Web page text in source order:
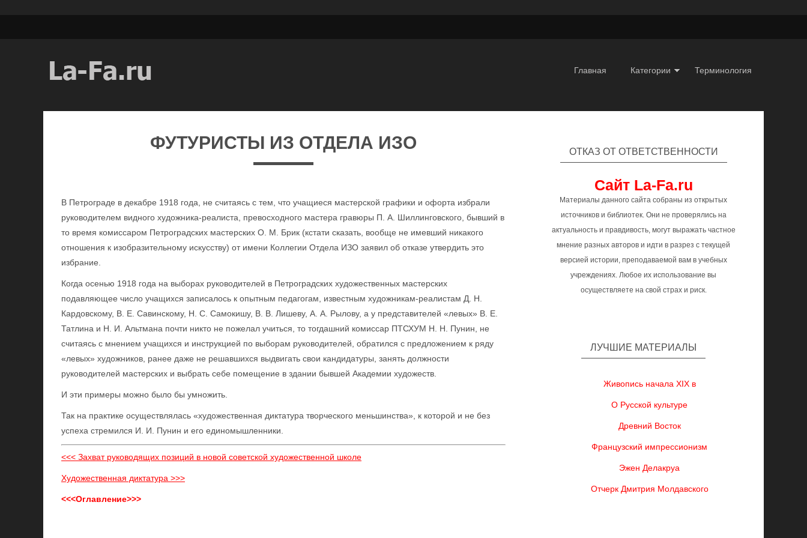
Главная Категории Терминология
ФУТУРИСТЫ ИЗ ОТДЕЛА ИЗО
В Петрограде в декабре 1918 года, не считаясь с тем, что учащиеся мастерской графики и офорта избрали
руководителем видного художника-реалиста, превосходного мастера гравюры П. А. Шиллинговского, бывший в
то время комиссаром Петроградских мастерских О. М. Брик (кстати сказать, вообще не имевший никакого
отношения к изобразительному искусству) от имени Коллегии Отдела ИЗО заявил об отказе утвердить это
избрание.
Когда осенью 1918 года на выборах руководителей в Петроградских художественных мастерских
подавляющее число учащихся записалось к опытным педагогам, известным художникам-реалистам Д. Н.
Кардовскому, В. Е. Савинскому, Н. С. Самокишу, В. В. Лишеву, А. А. Рылову, а у представителей «левых» В. Е.
Татлина и Н. И. Альтмана почти никто не пожелал учиться, то тогдашний комиссар ПТСХУМ Н. Н. Пунин, не
считаясь с мнением учащихся и инструкцией по выборам руководителей, обратился с предложением к ряду
«левых» художников, ранее даже не решавшихся выдвигать свои кандидатуры, занять должности
руководителей мастерских и выбрать себе помещение в здании бывшей Академии художеств.
И эти примеры можно было бы умножить.
Так на практике осуществлялась «художественная диктатура творческого меньшинства», к которой и не без
успеха стремился И. И. Пунин и его единомышленники.
<<< Захват руководящих позиций в новой советской художественной школе
Художественная диктатура >>>
<<<Оглавление>>>
ОТКАЗ ОТ ОТВЕТСТВЕННОСТИ
Сайт La-Fa.ru
Материалы данного сайта собраны из открытых
источников и библиотек. Они не проверялись на
актуальность и правдивость, могут выражать частное
мнение разных авторов и идти в разрез с текущей
версией истории, преподаваемой вам в учебных
учреждениях. Любое их использование вы
осуществляете на свой страх и риск.
ЛУЧШИЕ МАТЕРИАЛЫ
Живопись начала XIX в
О Русской культуре
Древний Восток
Французский импрессионизм
Эжен Делакруа
Отчерк Дмитрия Молдавского